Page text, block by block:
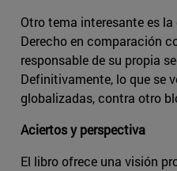
Otro tema interesante es
Derecho en comparación
responsable de su propia
Definitivamente, lo que se
globalizadas, contra otro
Aciertos y perspectiva
El libro ofrece una visión